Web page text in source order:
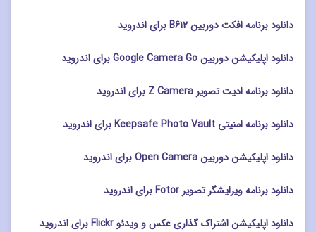
دانلود برنامه افکت دوربین B612 برای اندروید
دانلود اپلیکیشن دوربین Google Camera Go برای اندروید
دانلود برنامه ادیت تصویر Z Camera برای اندروید
دانلود برنامه امنیتی Keepsafe Photo Vault برای اندروید
دانلود اپلیکیشن دوربین Open Camera برای اندروید
دانلود برنامه ویرایشگر تصویر Fotor برای اندروید
دانلود اپلیکیشن اشتراک گذاری عکس و ویدئو Flickr برای اندروید